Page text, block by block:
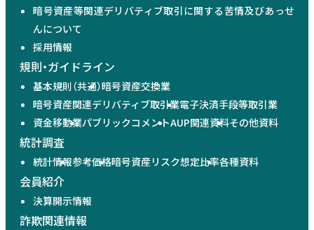
暗号資産等関連デリバティブ取引に関する苦情及びあっせ
んについて
採用情報
規則・ガイドライン
基本規則（共通）暗号資産交換業
暗号資産関連デリバティブ取引業電子決済手段等取引業
資金移動業パブリックコメントAUP関連資料その他資料
統計調査
統計情報参考価格暗号資産リスク想定比率各種資料
会員紹介
決算開示情報
詐欺関連情報